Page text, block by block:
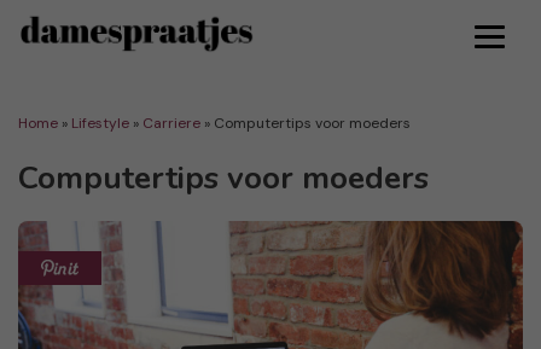
Home » Lifestyle » Carriere » Computertips voor moeders
Computertips voor moeders